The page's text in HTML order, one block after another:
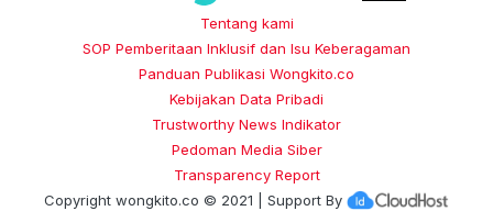
Tentang kami
SOP Pemberitaan Inklusif dan Isu Keberagaman
Panduan Publikasi Wongkito.co
Kebijakan Data Pribadi
Trustworthy News Indikator
Pedoman Media Siber
Transparency Report
Copyright wongkito.co © 2021 | Support By